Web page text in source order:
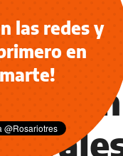
las redes y
en